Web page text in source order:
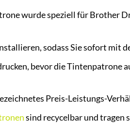
wurde speziell für Brother
sodass Sie sofort mit
bevor die Tintenpatrone
Preis-Leistungs-
sind recycelbar und tragen